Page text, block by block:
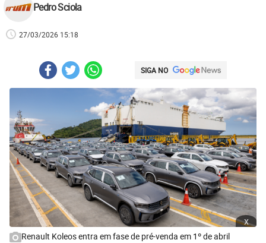
Pedro Sciola
27/03/2026 15:18
SIGA NO
x
Renault Koleos entra em fase de pré-venda em 1º de abril